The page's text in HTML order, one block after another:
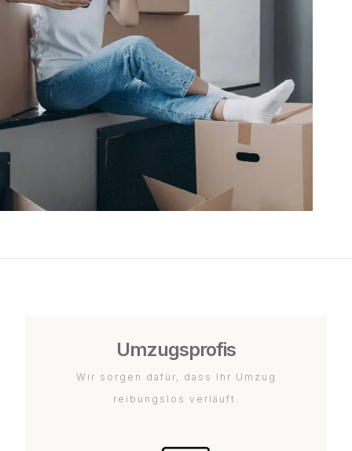
Umzugsprofis
Wir sorgen dafür, dass Ihr Umzug
reibungslos verläuft.